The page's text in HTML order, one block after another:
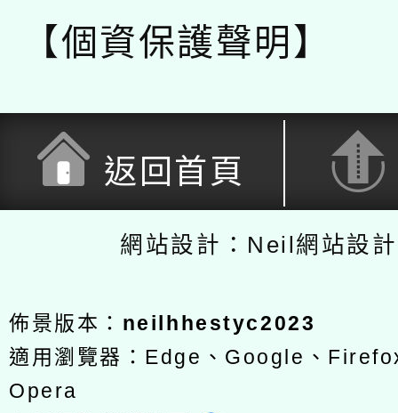
【個資保護聲明】
返回首頁
網站設計：Neil網站設
佈景版本： neilhhestyc2023
適用瀏覽器：Edge、Google、
Opera